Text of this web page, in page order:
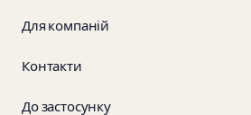
Для компаній
Контакти
До застосунку